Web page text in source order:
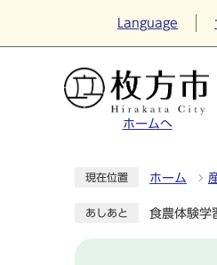
Language
ホームへ
現在位置 ホーム
あしあと 食農体験学